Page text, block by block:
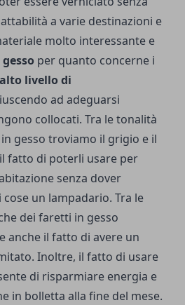
a varie destinazioni e
molto interessante e
gesso per quanto concerne i
alto livello di
ad adeguarsi
collocati. Tra le tonalità
gesso troviamo il grigio e il
fatto di poterli usare per
senza dover
un lampadario. Tra le
dei faretti in gesso
anche il fatto di avere un
Inoltre, il fatto di usare
di risparmiare energia e
in bolletta alla fine del mese.